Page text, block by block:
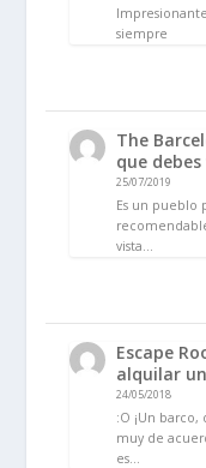
siempre
The
que
25/07/2019
Es un pueblo
vista…
Escape
alquilar
24/05/2018
:O ¡Un
muy de
es…